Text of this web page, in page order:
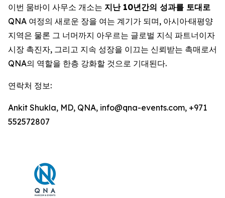
이번 뭄바이 사무소 개소는 지난 10년간의 성과를 토대로
QNA 여정의 새로운 장을 여는 계기가 되며, 아시아·태평양
지역은 물론 그 너머까지 아우르는 글로벌 지식 파트너이자
시장 촉진자, 그리고 지속 성장을 이끄는 신뢰받는 촉매로서
QNA의 역할을 한층 강화할 것으로 기대된다.
연락처 정보:
Ankit Shukla, MD, QNA, info@qna-events.com, +971
552572807